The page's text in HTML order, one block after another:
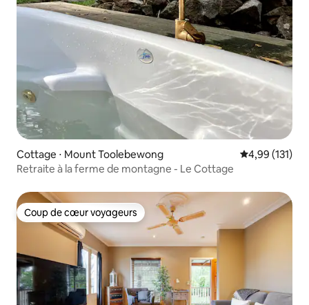
Cottage ⋅ Mount Toolebewong Évaluation
4,99 (131)
Retraite à la ferme de montagne - Le Cottage
Coup de cœur voyageurs
Coup de cœur voyageurs